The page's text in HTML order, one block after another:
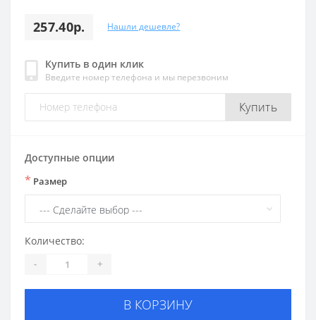
257.40р. Нашли дешевле?
Купить в один клик
Введите номер телефона и мы перезвоним
Купить
Доступные опции
* Размер
Количество:
- +
В КОРЗИНУ